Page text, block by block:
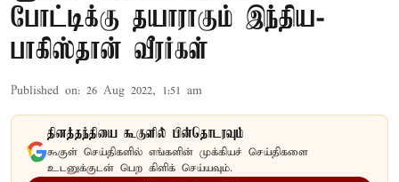
போட்டிக்கு தயாராகும் இந்திய-
பாகிஸ்தான் வீரர்கள்
Published on: 26 Aug 2022, 1:51 am
தினத்தந்தியை கூகுளில் பின்தொடரவும்
கூகுள் செய்திகளில் எங்களின் முக்கியச் செய்திகளை
உடனுக்குடன் பெற கிளிக் செய்யவும்.